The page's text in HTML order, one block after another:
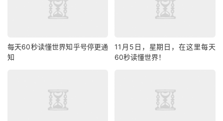
每天60秒读懂世界知乎号停更通
知
11月5日，星期日，在这里每天
60秒读懂世界！